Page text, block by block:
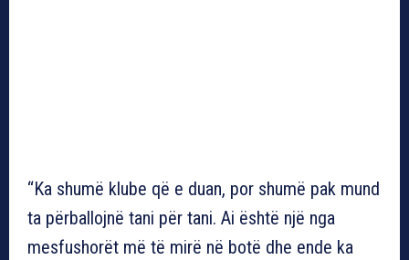
“Ka shumë klube që e duan, por shumë pak mund
ta përballojnë tani për tani. Ai është një nga
mesfushorët më të mirë në botë dhe ende ka